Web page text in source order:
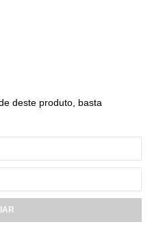
deste produto, basta